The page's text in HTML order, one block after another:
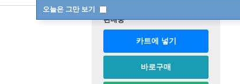
오늘은 그만 보기
판매중
카트에 넣기
바로구매